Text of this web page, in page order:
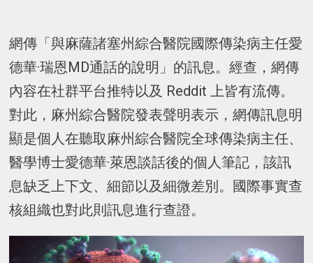
網傳「與麻薩諸塞州綜合醫院國際傳染病主任愛
德華·瑞恩MD通話的說明」的訊息。經查，網傳
內容在社群平台推特以及 Reddit 上皆有流傳。
對此，麻州綜合醫院發表聲明表示，網傳訊息明
顯是個人在聽取麻州綜合醫院全球傳染病主任、
醫學博士愛德華·萊恩談話後的個人筆記，該訊
息缺乏上下文、細節以及細微差別。國際事實查
核組織也對此則訊息進行查證。